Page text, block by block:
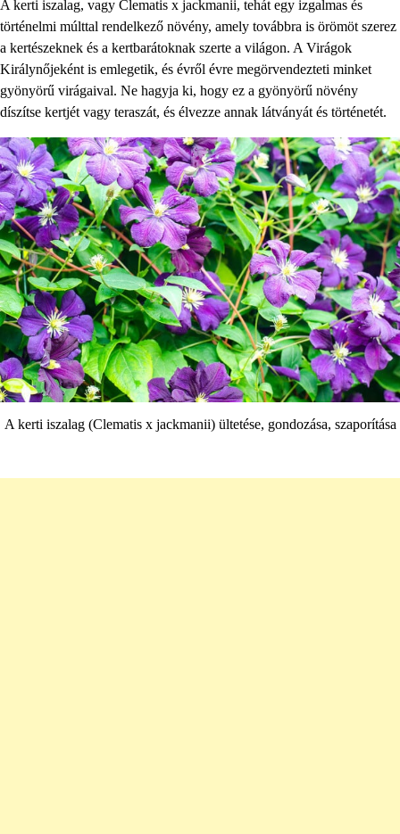
A kerti iszalag, vagy Clematis x jackmanii, tehát egy izgalmas és
történelmi múlttal rendelkező növény, amely továbbra is örömöt szerez
a kertészeknek és a kertbarátoknak szerte a világon. A Virágok
Királynőjeként is emlegetik, és évről évre megörvendezteti minket
gyönyörű virágaival. Ne hagyja ki, hogy ez a gyönyörű növény
díszítse kertjét vagy teraszát, és élvezze annak látványát és történetét.
A kerti iszalag (Clematis x jackmanii) ültetése, gondozása, szaporítása